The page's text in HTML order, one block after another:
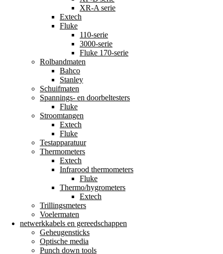
XR-A serie
Extech
Fluke
110-serie
3000-serie
Fluke 170-serie
Rolbandmaten
Bahco
Stanley
Schuifmaten
Spannings- en doorbeltesters
Fluke
Stroomtangen
Extech
Fluke
Testapparatuur
Thermometers
Extech
Infrarood thermometers
Fluke
Thermo/hygrometers
Extech
Trillingsmeters
Voelermaten
netwerkkabels en gereedschappen
Geheugensticks
Optische media
Punch down tools